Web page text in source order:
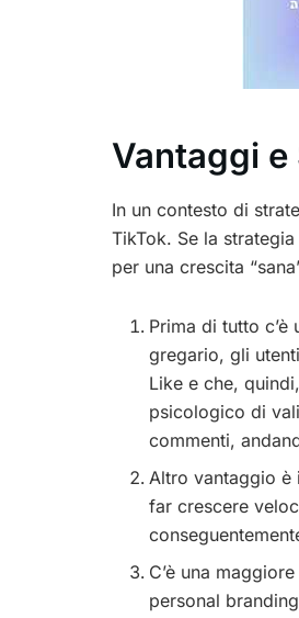
Vantaggi e
In un contesto di
TikTok. Se la
per una crescita
Prima di tutto
gregario, gli
Like e che,
psicologico di
commenti,
Altro vantaggio è
far crescere
C’è una
personal